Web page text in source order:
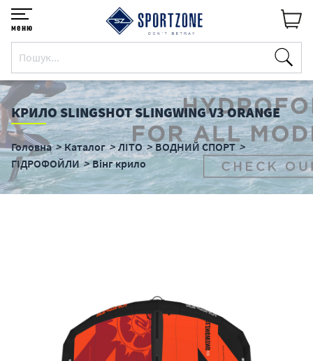
меню
КРИЛО SLINGSHOT SLINGWING V3 ORANGE
Головна Каталог ЛІТО
ВОДНИЙ СПОРТ
ГІДРОФОЙЛИ
Вінг крило